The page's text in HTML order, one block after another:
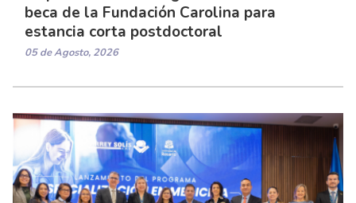
beca de la Fundación Carolina para
estancia corta postdoctoral
05 de Agosto, 2026